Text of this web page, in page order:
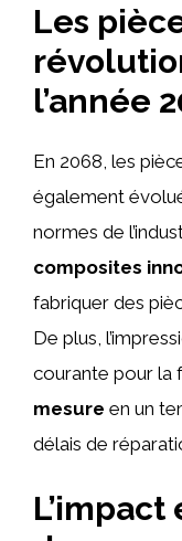
Les
l’année
En 2068, les
également
normes de
composites
fabriquer des
De plus,
courante pour la
mesure en un
délais de